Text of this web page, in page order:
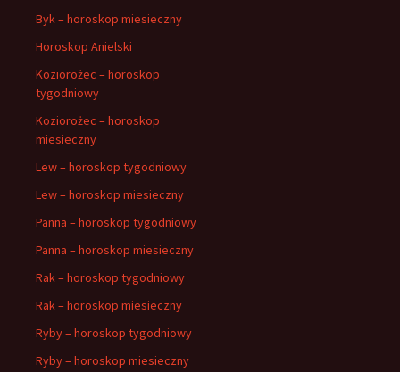
Byk – horoskop miesieczny
Horoskop Anielski
Koziorożec – horoskop
tygodniowy
Koziorożec – horoskop
miesieczny
Lew – horoskop tygodniowy
Lew – horoskop miesieczny
Panna – horoskop tygodniowy
Panna – horoskop miesieczny
Rak – horoskop tygodniowy
Rak – horoskop miesieczny
Ryby – horoskop tygodniowy
Ryby – horoskop miesieczny